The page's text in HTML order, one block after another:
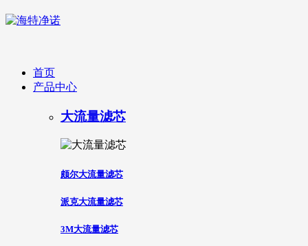
首页
产品中心
大流量滤芯
颇尔大流量滤芯
派克大流量滤芯
3M大流量滤芯